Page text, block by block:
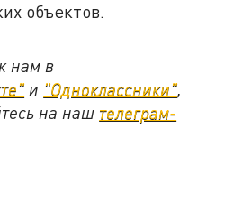
объектов.
нам в
и "Одноклассники",
на наш телеграм-